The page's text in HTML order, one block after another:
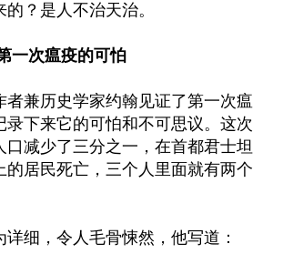
？是人不治天治。
一次瘟疫的可怕
者兼历史学家约翰见证了第一次瘟
录下来它的可怕和不可思议。这次
口减少了三分之一，在首都君士坦
的居民死亡，三个人里面就有两个
细，令人毛骨悚然，他写道：